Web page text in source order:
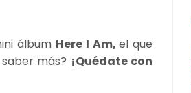
álbum Here I Am,el que
más? ¡Quédate con